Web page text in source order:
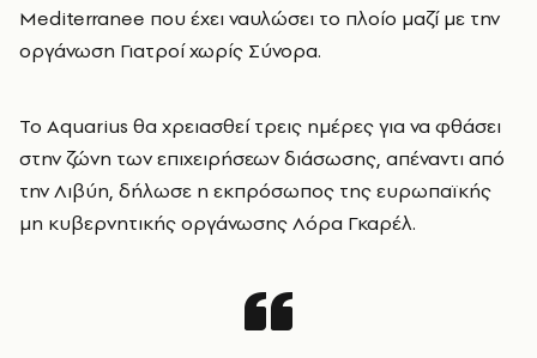
Mediterranee που έχει ναυλώσει το πλοίο μαζί με την
οργάνωση Γιατροί χωρίς Σύνορα.
Το Aquarius θα χρειασθεί τρεις ημέρες για να φθάσει
στην ζώνη των επιχειρήσεων διάσωσης, απέναντι από
την Λιβύη, δήλωσε η εκπρόσωπος της ευρωπαϊκής
μη κυβερνητικής οργάνωσης Λόρα Γκαρέλ.